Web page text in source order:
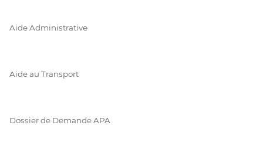
Aide Administrative
Aide au Transport
Dossier de Demande APA